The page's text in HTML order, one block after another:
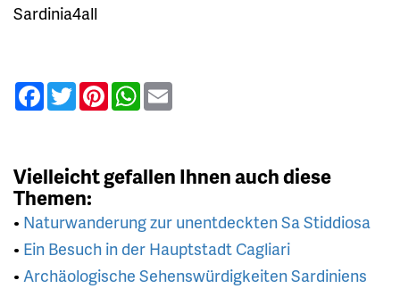
Sardinia4all
Facebook
TwitterPinterestWhatsApp
Vielleicht gefallen Ihnen auch diese
Themen:
• Naturwanderung zur unentdeckten Sa Stiddiosa
• Ein Besuch in der Hauptstadt Cagliari
• Archäologische Sehenswürdigkeiten Sardiniens